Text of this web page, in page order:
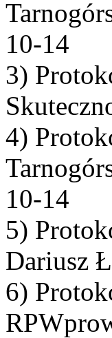
10-14
3)
4)
10-14
5)
Dariusz
6)